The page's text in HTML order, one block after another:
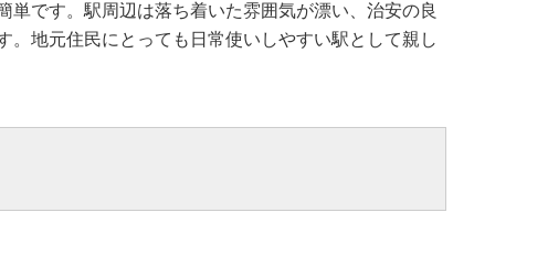
です。駅周辺は落ち着いた雰囲気が漂い、治安の良
地元住民にとっても日常使いしやすい駅として親し